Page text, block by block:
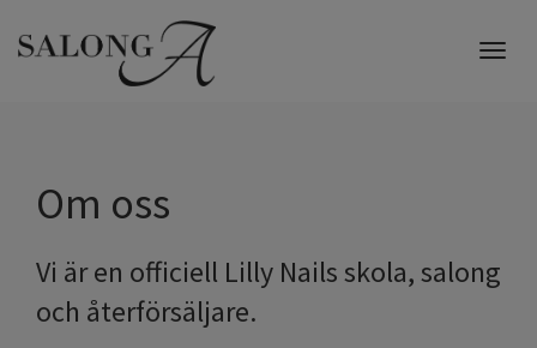
Om oss
Vi är en officiell Lilly Nails skola, salong
och återförsäljare.